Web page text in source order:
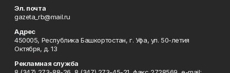
Эл. почта
gazeta_rb@mail.ru
Адрес
450005, Республика Башкортостан, г. Уфа, ул. 50-летия
Октября, д. 13
Рекламная служба